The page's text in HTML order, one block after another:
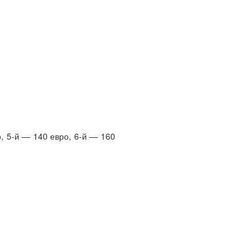
5-й — 140 евро, 6-й — 160